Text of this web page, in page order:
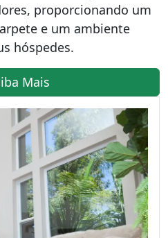
proporcionando um
e um ambiente
hóspedes.
Mais